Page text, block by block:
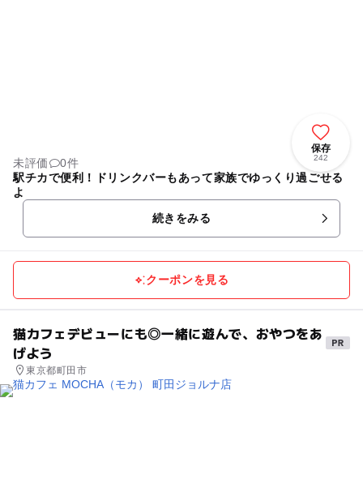
保存
242
未評価
0件
駅チカで便利！ドリンクバーもあって家族でゆっくり過ごせる
よ
続きをみる
クーポンを見る
猫カフェデビューにも◎一緒に遊んで、おやつをあ
げよう
東京都町田市